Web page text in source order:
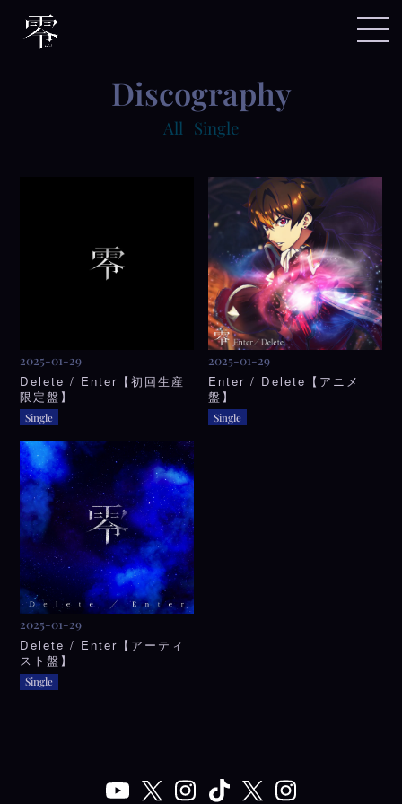
discography
All Single
2025-01-29
Delete / Enter【初回生産
限定盤】
Single
2025-01-29
Enter / Delete【アニメ
盤】
Single
2025-01-29
Delete / Enter【アーティ
スト盤】
Single